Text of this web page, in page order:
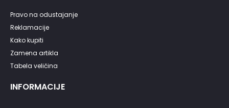
Pravo na odustajanje
Reklamacije
Kako kupiti
Zamena artikla
Tabela veličina
INFORMACIJE